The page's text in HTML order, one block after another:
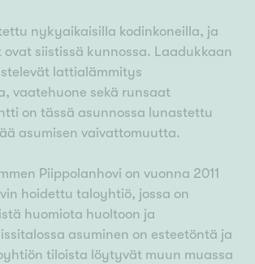
nykyaikaisilla kodinkoneilla, ja
siistissä kunnossa. Laadukkaan
lattialämmitys
vaatehuone sekä runsaat
on tässä asunnossa lunastettu
asumisen vaivattomuutta.
Piippolanhovi on vuonna 2011
hoidettu taloyhtiö, jossa on
huomiota huoltoon ja
asuminen on esteetöntä ja
tiloista löytyvät muun muassa